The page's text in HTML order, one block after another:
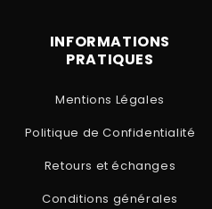
INFORMATIONS
PRATIQUES
Mentions Légales
Politique de Confidentialité
Retours et échanges
Conditions générales